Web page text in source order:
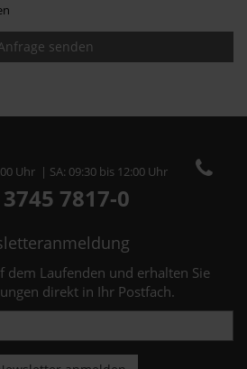
senden
Uhr | SA: 09:30 bis 12:00 Uhr
7817-0
dem Laufenden und erhalten Sie
direkt in Ihr Postfach.